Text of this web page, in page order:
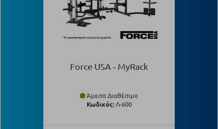
Force USA ‑ MyRack
Άμεσα Διαθέσιμο
Κωδικός:Λ-600